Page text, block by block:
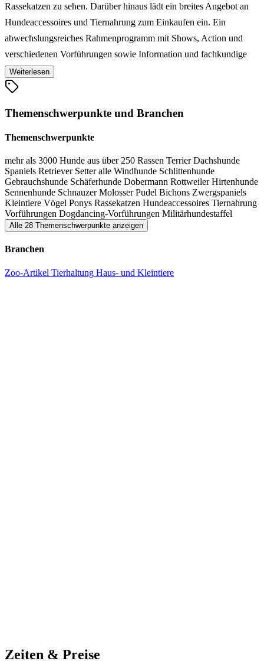
Rassekatzen zu sehen. Darüber hinaus lädt ein breites Angebot an
Hundeaccessoires und Tiernahrung zum Einkaufen ein. Ein
abwechslungsreiches Rahmenprogramm mit Shows, Action und
verschiedenen Vorführungen sowie Information und fachkundige
Beratung rund um den Rassenhund machen die Tullner Du & das
Tier Messe zum Event für Tierfreunde und die ganze Familie.
Weiterlesen
Themenschwerpunkte und Branchen
Themenschwerpunkte
mehr als 3000 Hunde aus über 250 Rassen TerrierDachshunde
Spaniels Retriever Setteralle Windhunde Schlittenhunde
Gebrauchshunde Schäferhunde Dobermann RottweilerHirtenhunde
Sennenhunde SchnauzerMolosserPudel Bichons Zwergspaniels
Kleintiere Vögel Ponys Rassekatzen Hundeaccessoires Tiernahrung
Vorführungen Dogdancing-Vorführungen Militärhundestaffel
Alle 28 Themenschwerpunkte anzeigen
Branchen
Zoo-Artikel Tierhaltung Haus- und Kleintiere
Zeiten & Preise